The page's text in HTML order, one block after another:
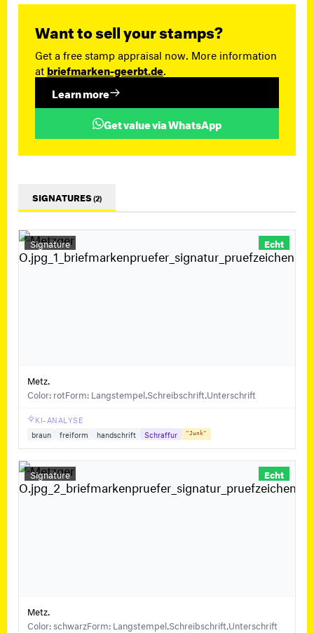
Want to sell your stamps?
Get a free stamp appraisal now. More information
atbriefmarken-geerbt.de
Learn more
Get value via WhatsApp
SIGNATURES(2)
Signature Echt
Metz.
Color: rotForm: Langstempel,Schreibschrift,Unterschrift
KI-ANALYSE
braun
freiform handschrift Schraffur "Junk"
Signature Echt
Metz.
Color: schwarzForm: Langstempel,Schreibschrift,Unterschrift